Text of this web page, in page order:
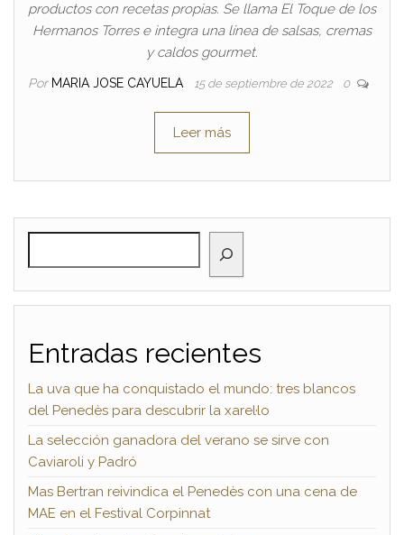
productos con recetas propias. Se llama El Toque de los
Hermanos Torres e integra una línea de salsas, cremas
y caldos gourmet.
Por MARIA JOSE CAYUELA 15 de septiembre de 2022 0
Leer más
Entradas recientes
La uva que ha conquistado el mundo: tres blancos
del Penedès para descubrir la xarel·lo
La selección ganadora del verano se sirve con
Caviaroli y Padró
Mas Bertran reivindica el Penedès con una cena de
MAE en el Festival Corpinnat